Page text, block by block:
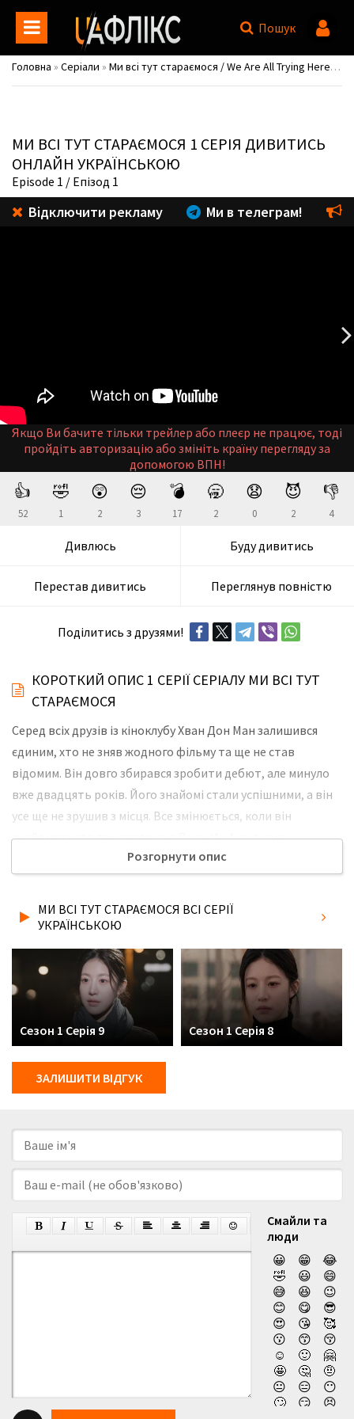
Пошук
Головна » Серіали » Ми всі тут стараємося / We Are All Trying Here / Moduga jasinui mugachihamgwa ssaugo itta
МИ ВСІ ТУТ СТАРАЄМОСЯ 1 СЕРІЯ ДИВИТИСЬ
ОНЛАЙН УКРАЇНСЬКОЮ
Episode 1 / Епізод 1
Відключити рекламу Ми в телеграм!
Якщо Ви бачите тільки трейлер або плеєр не працює, тоді
пройдіть авторизацію або змініть країну перегляду за
допомогою ВПН!
👍
52
🤣
1
😲
2
😔
3
💣
17
🥱
2
😧
0
😈
2
👎
4
Дивлюсь Буду дивитись
Перестав дивитись Переглянув повністю
Поділитись з друзями!
КОРОТКИЙ ОПИС 1 СЕРІЇ СЕРІАЛУ МИ ВСІ ТУТ
СТАРАЄМОСЯ
Серед всіх друзів із кіноклубу Хван Дон Ман залишився
єдиним, хто не зняв жодного фільму та ще не став
відомим. Він довго збирався зробити дебют, але минуло
вже двадцять років. Його знайомі стали успішними, а він
усе ще не зрушив з місця. Все змінюється, коли він
знайомиться з продюсеркою Пьон Ин А, яка сама
втратила віру в себе. Жінка підтримує Дон Мана і
роботи. Не забудьте розповісти друзям, де Ви дивились
нову 1 серію серіалу Ми всі тут стараємося українською
Розгорнути опис
МИ ВСІ ТУТ СТАРАЄМОСЯ ВСІ СЕРІЇ
УКРАЇНСЬКОЮ
Сезон 1 Серія 9 Сезон 1 Серія 8
ЗАЛИШИТИ ВІДГУК
Смайли та
люди
😀
😁
😂
🤣
😃
😄
😅
😆
😉
😊
😋
😎
😍
😘
🥰
😗
😙
😚
☺️
🙂
🤗
🤩
🤔
🤨
😐
😑
😶
🙄
😏
😣